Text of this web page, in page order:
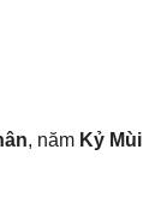
, năm Kỷ Mùi